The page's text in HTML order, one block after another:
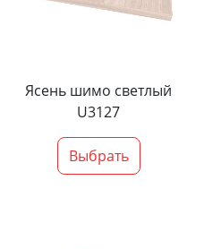
Ясень шимо светлый
U3127
Выбрать